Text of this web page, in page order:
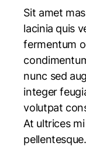
Sit amet
lacinia quis
fermentum
nunc sed
integer
volutpat
At ultrices